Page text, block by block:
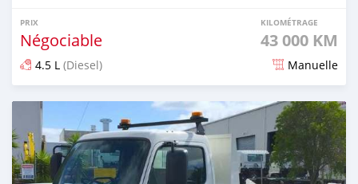
PRIX
Négociable
KILOMÉTRAGE
43 000 KM
4.5 L (Diesel) Manuelle
Publié il y a environ 5 ans